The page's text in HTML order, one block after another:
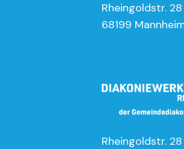
Rheingoldstr.
68199
Rheingoldstr.